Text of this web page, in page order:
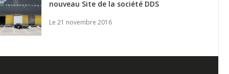
nouveau Site de la société DDS
Le 21 novembre 2016